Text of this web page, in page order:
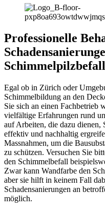
Professionelle
Schimmelpilzbefall
Egal ob in Zürich oder
Schimmelbildung an den
Sie sich an einen
vielfältige Erfahrungen rund
auf Arbeiten, die dazu dienen,
effektiv und nachhaltig
Massnahmen, um die
zu schützen. Versuchen Sie
den Schimmelbefall
Zwar kann Wandfarbe den
aber sie hilft in keinem Fall
Schadensanierungen an
möglich.